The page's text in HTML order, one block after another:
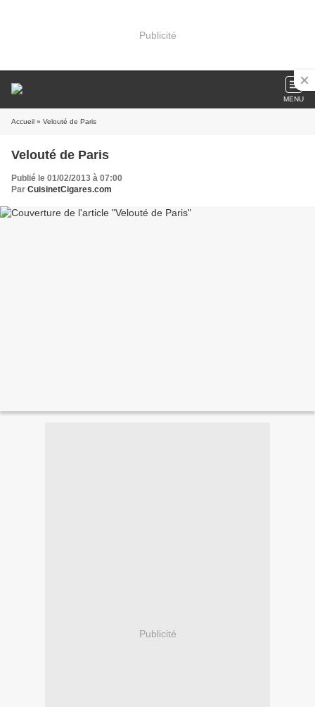
Publicité
MENU
Accueil » Velouté de Paris
Velouté de Paris
Publié le 01/02/2013 à 07:00
Par CuisinetCigares.com
Publicité